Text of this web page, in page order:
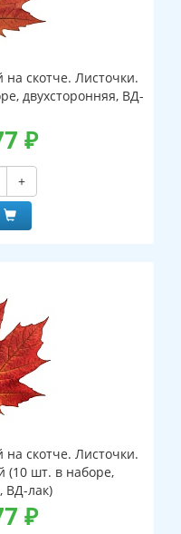
скотче. Листочки.
двухсторонняя, ВД-
₽
+
скотче. Листочки.
(10 шт. в наборе,
ВД-лак)
₽